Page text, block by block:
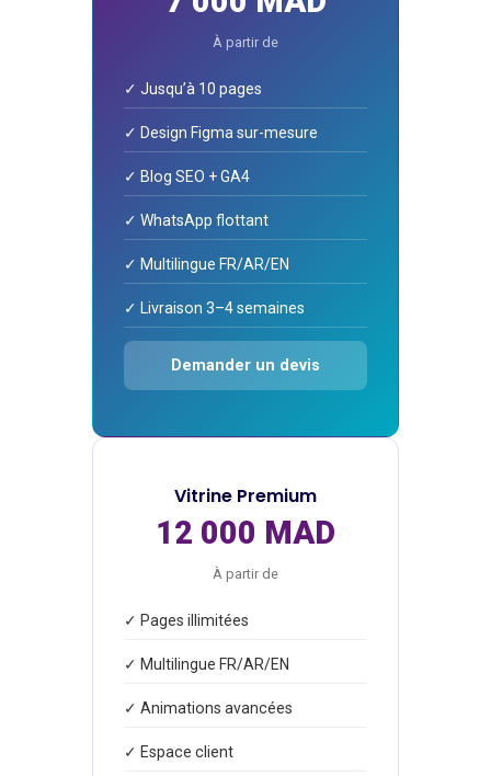
À partir de
✓ Jusqu’à 10 pages
✓ Design Figma sur-mesure
✓ Blog SEO + GA4
✓ WhatsApp flottant
✓ Multilingue FR/AR/EN
✓ Livraison 3–4 semaines
Demander un devis
Vitrine Premium
12 000 MAD
À partir de
✓ Pages illimitées
✓ Multilingue FR/AR/EN
✓ Animations avancées
✓ Espace client